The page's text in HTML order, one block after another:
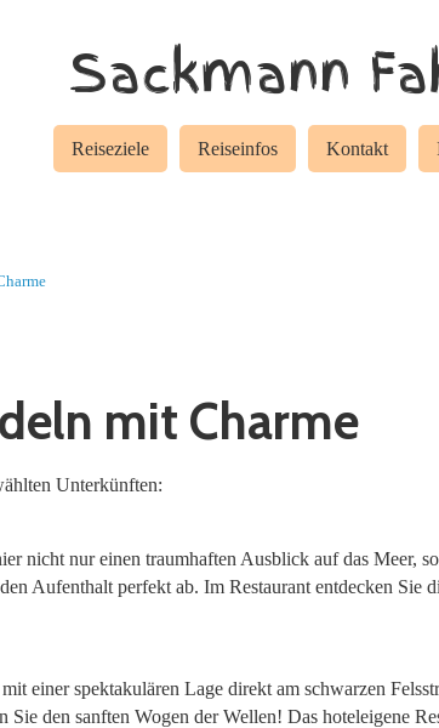
Sackmann
Reiseziele Reiseinfos Kontakt
mit Charme
Unterkünften:
nicht nur einen traumhaften Ausblick auf das Meer,
Aufenthalt perfekt ab. Im Restaurant entdecken
einer spektakulären Lage direkt am schwarzen
den sanften Wogen der Wellen! Das hoteleigene